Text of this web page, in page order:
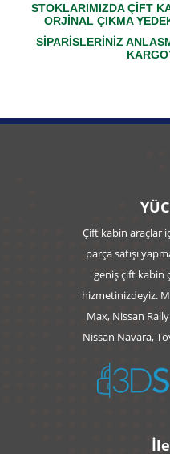
STOKLARIMIZDA ÇİFT
ORJİNAL ÇIKMA
SİPARİSLERİNİZ
Çift kabin araçlar
parça satışı
geniş çift kabin
hizmetinizdeyiz.
Max, Nissan
Nissan Navara,